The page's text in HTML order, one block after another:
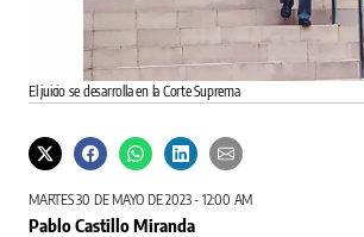
El juicio se desarrolla en la Corte Suprema
MARTES 30 DE MAYO DE 2023 - 12:00 AM
Pablo Castillo Miranda